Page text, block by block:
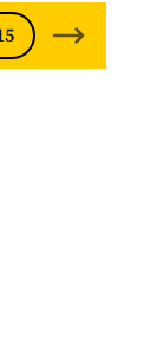
2014